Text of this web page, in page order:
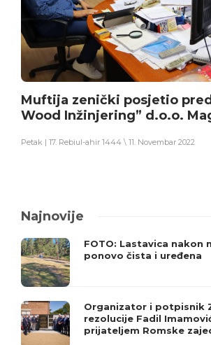
Muftija zenički posjetio
Wood Inžinjering” d.o.o.
Petak | 17. Rebiul-ahir 1444 \ 11. Novembar 2022
Najnovije
FOTO: Lastavica nakon
ponovo čista i uređena
Organizator i potpisnik
rezolucije Fadil
prijateljem Romske